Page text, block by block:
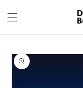
ンツに
進む
報にス
キップ